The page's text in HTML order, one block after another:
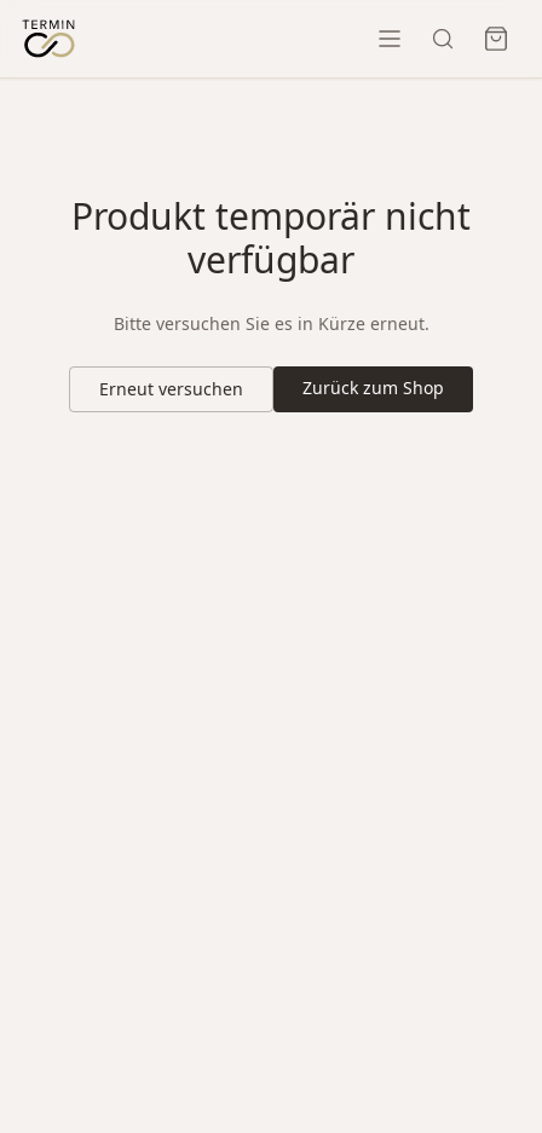
Produkt temporär nicht
verfügbar
Bitte versuchen Sie es in Kürze erneut.
Erneut versuchen Zurück zum Shop